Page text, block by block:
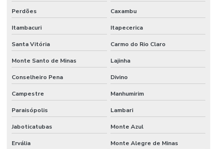
Perdões Caxambu
Itambacuri Itapecerica
Santa Vitória Carmo do Rio Claro
Monte Santo de Minas Lajinha
Conselheiro Pena Divino
Campestre Manhumirim
Paraisópolis Lambari
Jaboticatubas Monte Azul
Ervália Monte Alegre de Minas